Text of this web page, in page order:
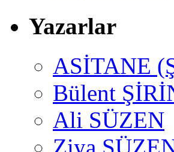
Yazarlar
ASİTANE
Bülent
Ali SÜZEN